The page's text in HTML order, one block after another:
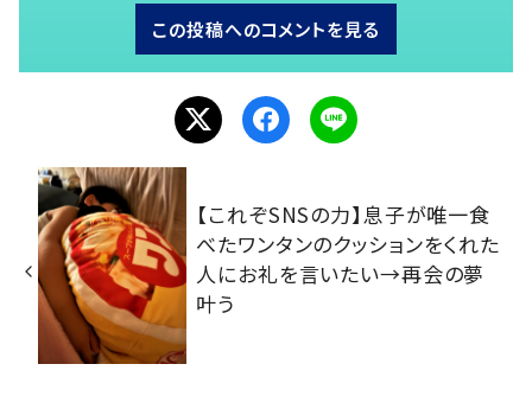
この投稿へのコメントを見る
【これぞSNSの力】息子が唯一食
べたワンタンのクッションをくれた
人にお礼を言いたい→再会の夢
叶う